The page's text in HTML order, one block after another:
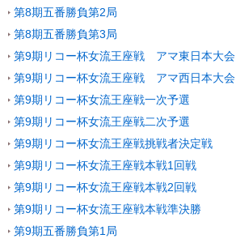
第8期五番勝負第2局
第8期五番勝負第3局
第9期リコー杯女流王座戦 アマ東日本大会
第9期リコー杯女流王座戦 アマ西日本大会
第9期リコー杯女流王座戦一次予選
第9期リコー杯女流王座戦二次予選
第9期リコー杯女流王座戦挑戦者決定戦
第9期リコー杯女流王座戦本戦1回戦
第9期リコー杯女流王座戦本戦2回戦
第9期リコー杯女流王座戦本戦準決勝
第9期五番勝負第1局